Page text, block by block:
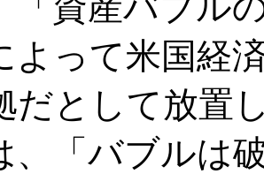
よって米国経
だとして放置
、「バブルは